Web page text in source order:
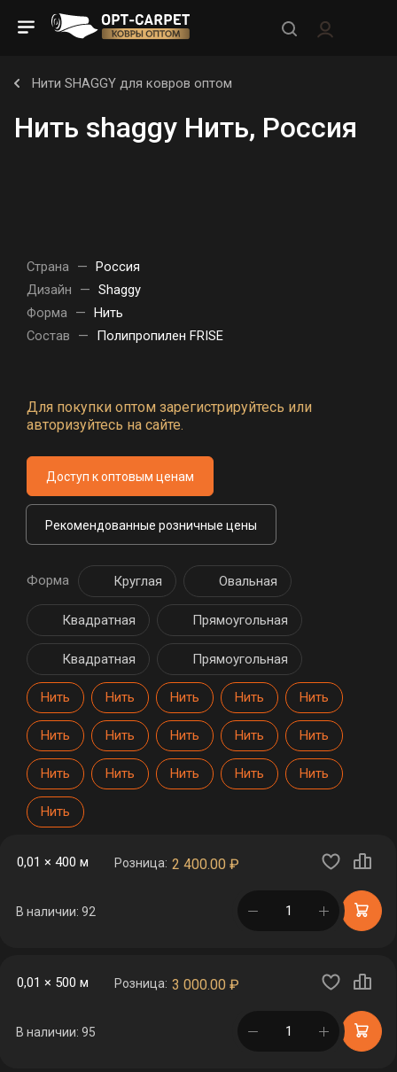
Нити SHAGGY для ковров оптом
Нить shaggy Нить, Россия
Страна — Россия
Дизайн
— Shaggy
Форма — Нить
Состав
— Полипропилен FRISE
Для покупки оптом зарегистрируйтесь или
авторизуйтесь на сайте.
Доступ к оптовым ценам
Рекомендованные розничные цены
Форма Круглая Овальная
Квадратная Прямоугольная
Квадратная Прямоугольная
Нить Нить Нить Нить Нить
Нить Нить Нить Нить Нить
Нить Нить Нить Нить Нить
Нить
0,01 × 400 м Розница: 2 400.00 ₽
В наличии: 92 в корзине
0,01 × 500 м Розница: 3 000.00 ₽
В наличии: 95 в корзине